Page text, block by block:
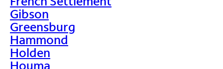
Gibson
Greensburg
Hammond
Holden
Houma